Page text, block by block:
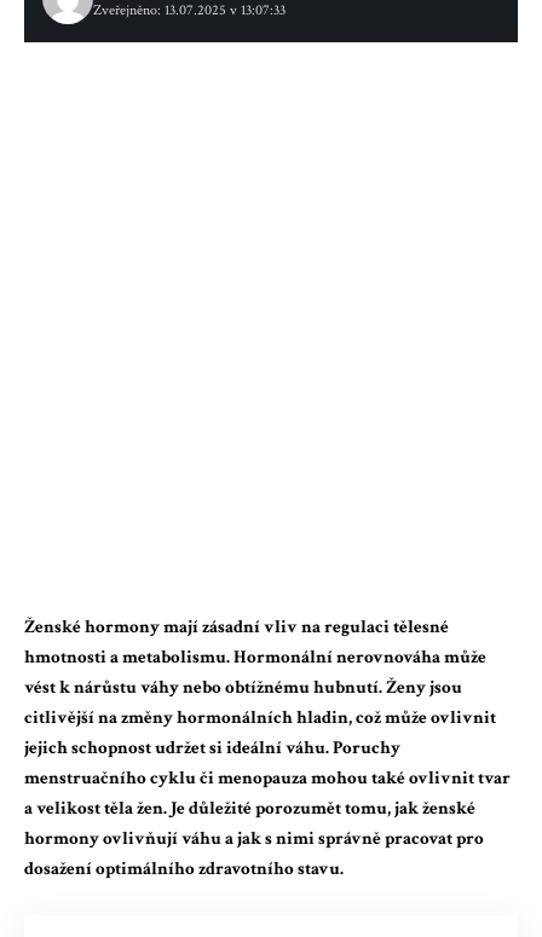
Zveřejněno: 13.07.2025 v 13:07:33
Ženské hormony mají zásadní vliv na regulaci tělesné
hmotnosti a metabolismu. Hormonální nerovnováha může
vést k nárůstu váhy nebo obtížnému hubnutí. Ženy jsou
citlivější na změny hormonálních hladin, což může ovlivnit
jejich schopnost udržet si ideální váhu. Poruchy
menstruačního cyklu či menopauza mohou také ovlivnit tvar
a velikost těla žen. Je důležité porozumět tomu, jak ženské
hormony ovlivňují váhu a jak s nimi správně pracovat pro
dosažení optimálního zdravotního stavu.